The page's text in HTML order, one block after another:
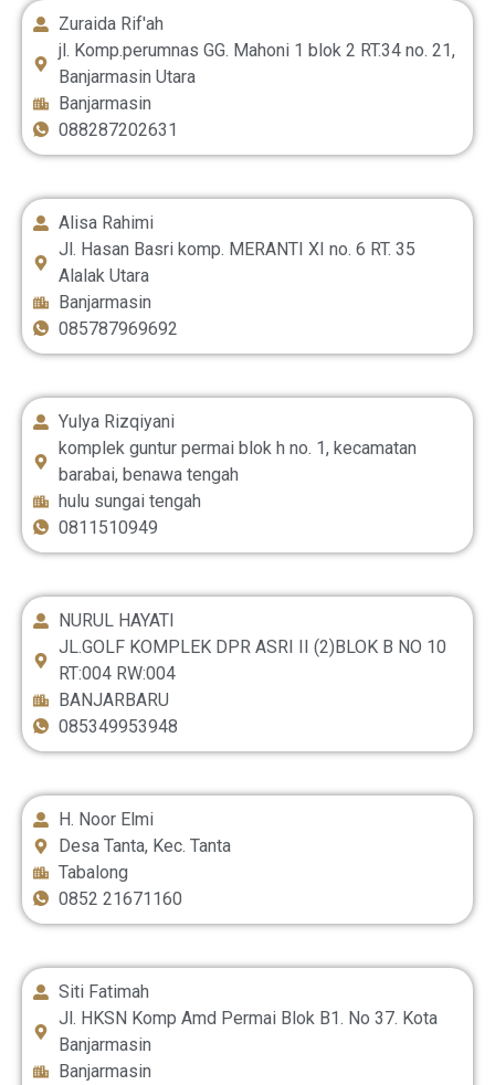
Zuraida Rif'ah
jl. Komp.perumnas GG. Mahoni 1 blok 2 RT.34 no. 21,
Banjarmasin Utara
Banjarmasin
088287202631
Alisa Rahimi
Jl. Hasan Basri komp. MERANTI XI no. 6 RT. 35
Alalak Utara
Banjarmasin
085787969692
Yulya Rizqiyani
komplek guntur permai blok h no. 1, kecamatan
barabai, benawa tengah
hulu sungai tengah
0811510949
NURUL HAYATI
JL.GOLF KOMPLEK DPR ASRI II (2)BLOK B NO 10
‎RT:004 RW:004
BANJARBARU
085349953948
H. Noor Elmi
Desa Tanta, Kec. Tanta
Tabalong
0852 21671160
Siti Fatimah
Jl. HKSN Komp Amd Permai Blok B1. No 37. Kota
Banjarmasin
Banjarmasin